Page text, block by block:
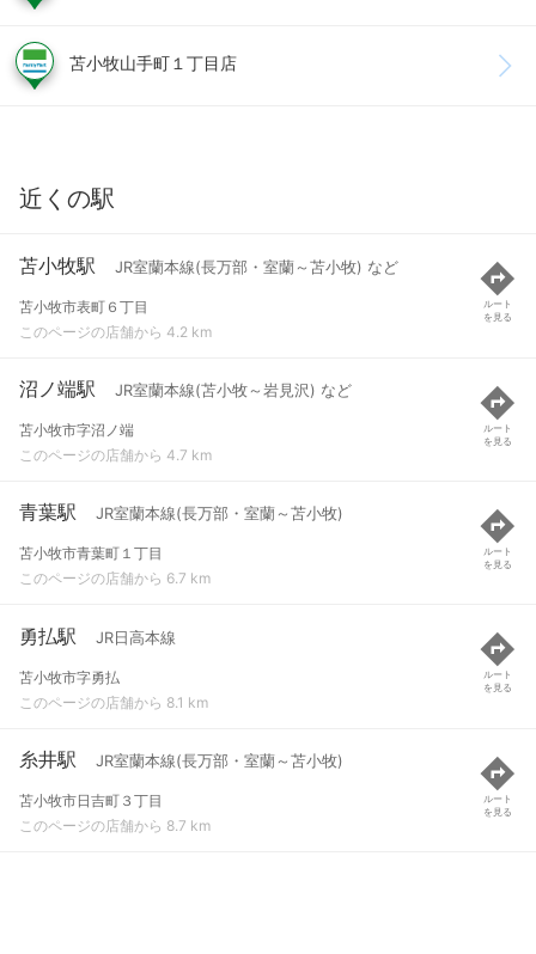
苫小牧山手町１丁目店
近くの駅
苫小牧駅 JR室蘭本線(長万部・室蘭～苫小牧) など
苫小牧市表町６丁目
このページの店舗から 4.2 km
ルート
を見る
沼ノ端駅 JR室蘭本線(苫小牧～岩見沢) など
苫小牧市字沼ノ端
このページの店舗から 4.7 km
ルート
を見る
青葉駅 JR室蘭本線(長万部・室蘭～苫小牧)
苫小牧市青葉町１丁目
このページの店舗から 6.7 km
ルート
を見る
勇払駅 JR日高本線
苫小牧市字勇払
このページの店舗から 8.1 km
ルート
を見る
糸井駅 JR室蘭本線(長万部・室蘭～苫小牧)
苫小牧市日吉町３丁目
このページの店舗から 8.7 km
ルート
を見る